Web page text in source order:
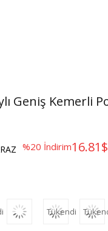
Geniş Kemerli
%20 İndirim16.81$
Tükendi